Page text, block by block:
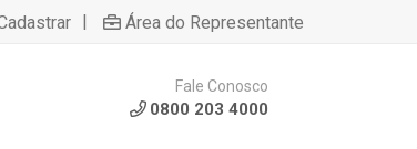
| Área do Representante
Fale Conosco
0800 203 4000